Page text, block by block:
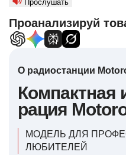
Прослушать
Проанализируй
О радиостанции
Компактная
рация
МОДЕЛЬ ДЛЯ
ЛЮБИТЕЛЕЙ